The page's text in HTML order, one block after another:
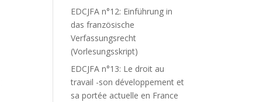
EDCJFA n°12: Einführung in
das französische
Verfassungsrecht
(Vorlesungsskript)
EDCJFA n°13: Le droit au
travail -son développement et
sa portée actuelle en France